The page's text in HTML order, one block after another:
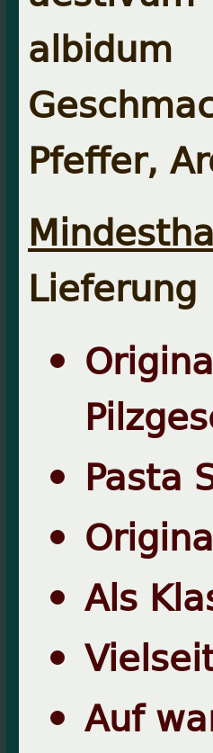
Pfeffer,
Lieferung
Pasta
Als
Auf